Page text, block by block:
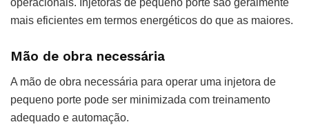
mais eficientes em termos energéticos do que as maiores.
Mão de obra necessária
A mão de obra necessária para operar uma injetora de
pequeno porte pode ser minimizada com treinamento
adequado e automação.